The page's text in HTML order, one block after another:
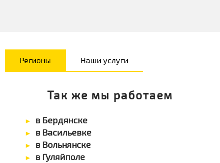
Регионы Наши услуги
Так же мы работаем
в Бердянске
в Васильевке
в Вольнянске
в Гуляйполе